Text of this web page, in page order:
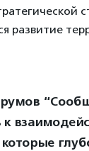
развитие
к